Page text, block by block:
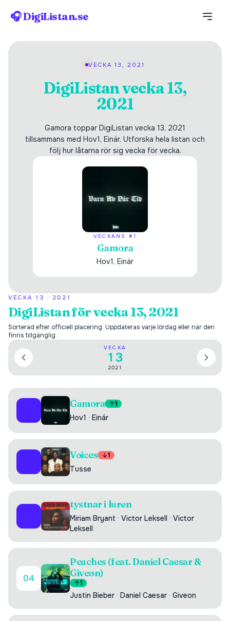
🎧 DigiListan.se
VECKA 13, 2021
DigiListan vecka 13,
2021
Gamora toppar DigiListan vecka 13, 2021
tillsammans med Hov1, Einár. Utforska hela listan och
följ hur låtarna rör sig vecka för vecka.
VECKANS #1
Gamora
Hov1, Einár
VECKA 13 · 2021
DigiListan för vecka 13, 2021
Sorterad efter officiell placering. Uppdateras varje lördag eller när den
finns tillgänglig.
VECKA
13
2021
Gamora 1
Hov1 · Einár
Voices 1
Tusse
tystnar i luren
Miriam Bryant · Victor Leksell · Victor
Leksell
04
Peaches (feat. Daniel Caesar &
Giveon)
1
Justin Bieber · Daniel Caesar · Giveon